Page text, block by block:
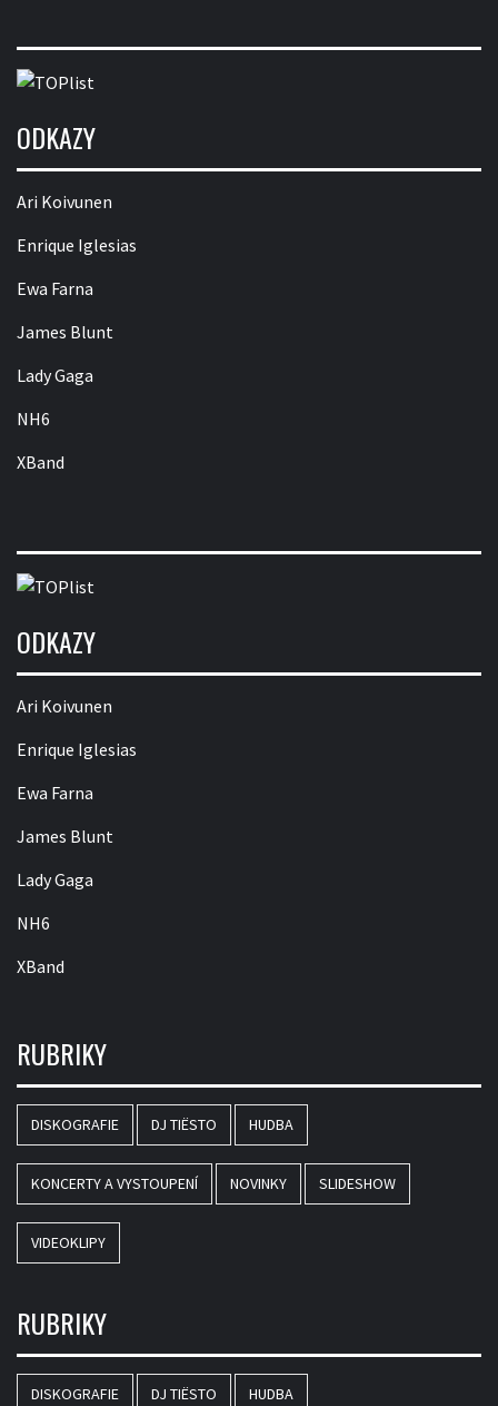
ODKAZY
Ari Koivunen
Enrique Iglesias
Ewa Farna
James Blunt
Lady Gaga
NH6
XBand
ODKAZY
Ari Koivunen
Enrique Iglesias
Ewa Farna
James Blunt
Lady Gaga
NH6
XBand
RUBRIKY
DISKOGRAFIE DJ TIËSTO HUDBA
KONCERTY A VYSTOUPENÍ NOVINKY SLIDESHOW
VIDEOKLIPY
RUBRIKY
DISKOGRAFIE DJ TIËSTO HUDBA